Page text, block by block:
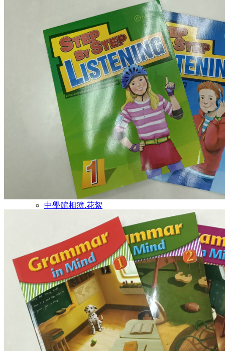
TutorABC(線上外師教學)
108課綱最新訊息
tutor Jr課程特色
學習環境 情境實況分享
tutorJr 線上真人外師家教學生學習成效影片欣賞
110年度成果發表會學生學習心得感想六年級全英
文
110年度成果發表會學生學習心得感想二三年級
110年度成果發表會學生學習心得感想四五年級
菁英美語(實體課程)
課程特色
教材介紹
課程特色
師資介紹
文章分享
小學館相簿.花絮
中學館相簿.花絮
最新課程
線上報名
聯絡我們
校園資料
與我聯絡